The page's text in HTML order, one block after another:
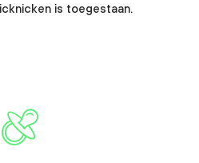
is toegestaan.